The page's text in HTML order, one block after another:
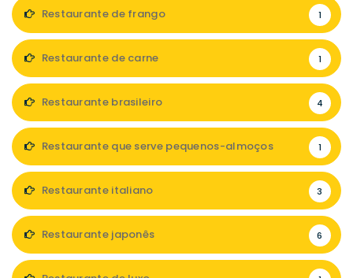
Restaurante de frango 1
Restaurante de carne 1
Restaurante brasileiro 4
Restaurante que serve pequenos-almoços 1
Restaurante italiano 3
Restaurante japonês 6